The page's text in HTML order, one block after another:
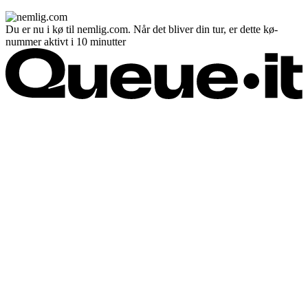
Du er nu i kø til nemlig.com. Når det bliver din tur, er dette kø-
nummer aktivt i 10 minutter